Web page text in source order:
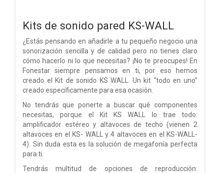
Kits de sonido pared KS-WALL
¿Estás pensando en añadirle a tu pequeño negocio una
sonorización sencilla y de calidad pero no tienes claro
cómo hacerlo ni lo que necesitas? ¡No te preocupes! En
Fonestar siempre pensamos en ti, por eso hemos
creado el Kit de sonido KS WALL. Un kit “todo en uno”
creado específicamente para esa ocasión.
No tendrás que ponerte a buscar qué componentes
necesitas, porque el Kit KS WALL lo trae todo:
amplificador estéreo y altavoces de techo (vienen 2
altavoces en el KS- WALL y 4 altavoces en el KS-WALL-
4). Sin duda esta es la solución de megafonía perfecta
para ti.
Tendrás multitud de opciones de reproducción: